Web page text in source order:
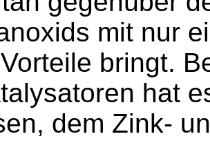
mit nur
bringt.
hat
dem Zink-